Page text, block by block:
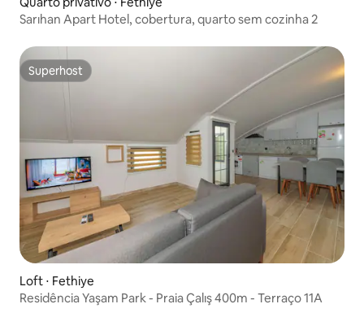
Sarıhan Apart Hotel, cobertura, quarto sem cozinha 2
Superhost
Superhost
Loft ⋅ Fethiye
Residência Yaşam Park - Praia Çalış 400m - Terraço 11A